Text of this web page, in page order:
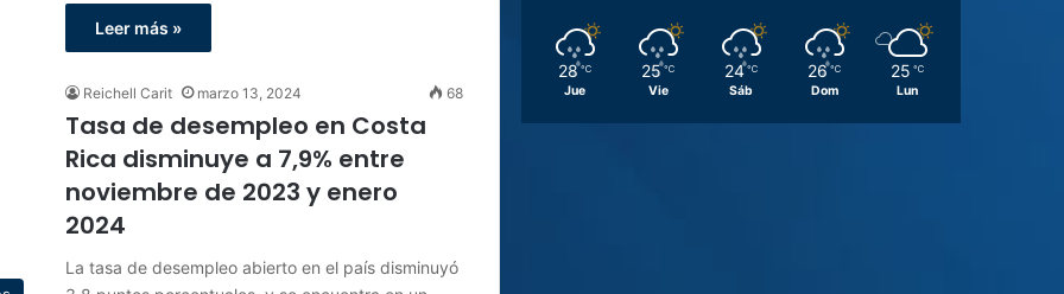
Leer más »
Reichell Carit marzo 13, 2024 68
Tasa de desempleo en Costa
Rica disminuye a 7,9% entre
noviembre de 2023 y enero
2024
La tasa de desempleo abierto en el país disminuyó
28 ℃
Jue
25 ℃
Vie
24 ℃
Sáb
26 ℃
Dom
25 ℃
Lun